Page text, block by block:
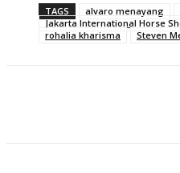
TAGS alvaro menayang
Jakarta International Horse
rohalia kharisma
Steven